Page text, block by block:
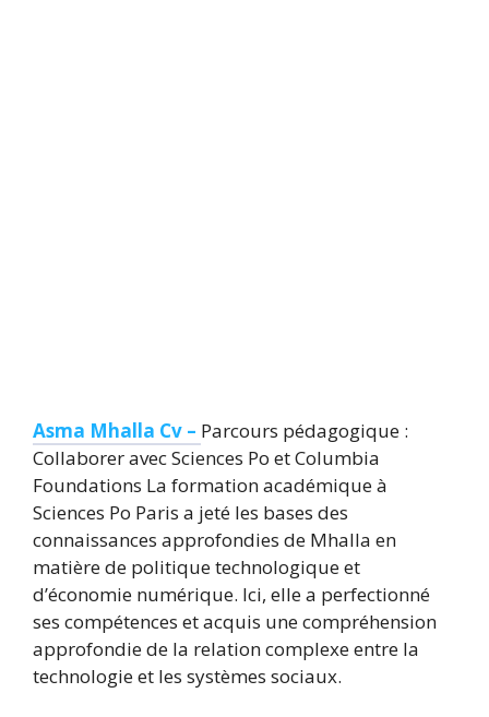
Asma Mhalla Cv – Parcours pédagogique :
Collaborer avec Sciences Po et Columbia
Foundations La formation académique à
Sciences Po Paris a jeté les bases des
connaissances approfondies de Mhalla en
matière de politique technologique et
d’économie numérique. Ici, elle a perfectionné
ses compétences et acquis une compréhension
approfondie de la relation complexe entre la
technologie et les systèmes sociaux.